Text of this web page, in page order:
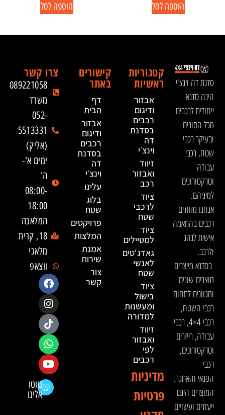
הוספה לסל הוספה לסל
סדנת דה וינצ'י
הינה סדנא
ייחודית לרכבים
מכל הסוגים
ובעיקר רכבי
שטח, רכבי
עבודה
וטרקטורונים
למיניהם.
אנחנו מזוודים
רכבים בהתאמה
אישית לנהג
ולרכב.
בסדנא מייצרים
מוצרים שונים
ומגוונים לתחום
רכבי השטח,
רכבי 4×4, רכבי
עבודה, רייזרים
וטרקטורונים,
רכבי
הפנאי והאתגר.
המוצרים הינם
ייעודים ועשויים
קטגוריות
ראשיות
אבזור
ודיגום
רכבים
בסדנת
דה
וינצ׳י
זיווד
ואבזור
רכב
ציוד
לרכבי
שטח
ציוד
למטיילים
גאדג'טים
לאנשי
שטח
ציוד
בישול
ומעשנות
למדורה
זיווד
ואבזור
לפי
רכבים
מדיניות
פרטיות
קישורים
באתר
דף
הבית
אבזור
ודיגום
רכבים
בסדנת
דה
וינצ׳י
עלינו
בלוג
שטח
פרויקטים
המלצות
אמנת
שירות
צור
קשר
צרו קשר
089221058
משרד
052-
5513331
(אליק)
ימים א'-
ה'
08:00-
18:00
המלאכה
18, קרית
מלאכי
ווצאפ
נווטו
אלינו